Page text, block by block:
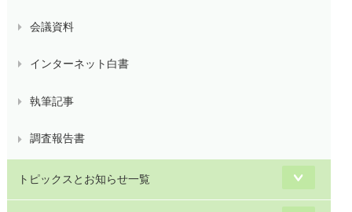
会議資料
インターネット白書
執筆記事
調査報告書
トピックスとお知らせ一覧